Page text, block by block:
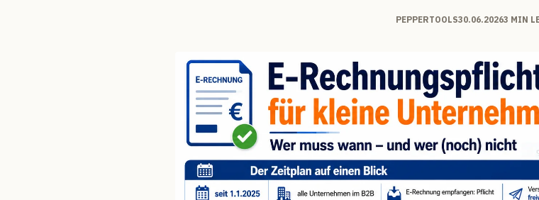
PEPPERTOOLS30.06.20263 MIN